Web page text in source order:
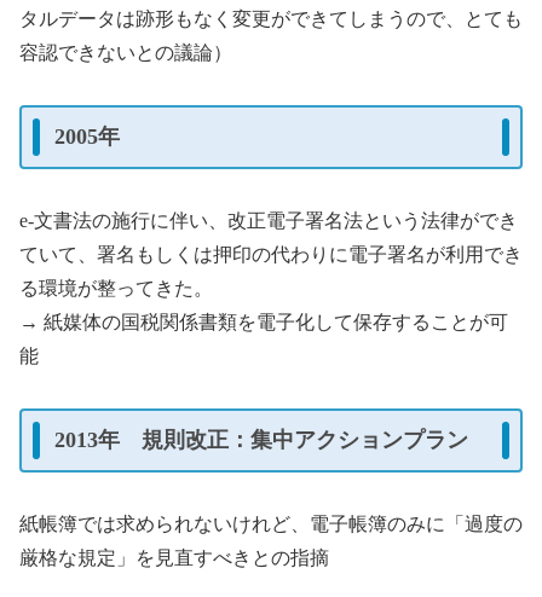
タルデータは跡形もなく変更ができてしまうので、とても
容認できないとの議論）
2005年
e-文書法の施行に伴い、改正電子署名法という法律ができ
ていて、署名もしくは押印の代わりに電子署名が利用でき
る環境が整ってきた。
→ 紙媒体の国税関係書類を電子化して保存することが可
能
2013年 規則改正：集中アクションプラン
紙帳簿では求められないけれど、電子帳簿のみに「過度の
厳格な規定」を見直すべきとの指摘